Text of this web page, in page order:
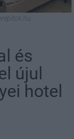
és
újul
hotel